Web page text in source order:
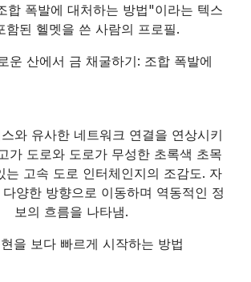
운 산에서 금 채굴하기: 조합 폭발에
을 보다 빠르게 시작하는 방법